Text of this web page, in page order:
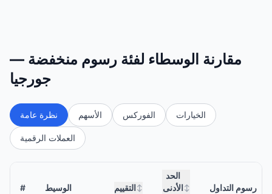
مقارنة الوسطاء لفئة رسوم منخفضة —
جورجيا
نظرة عامة الأسهم الفوركس الخيارات
العملات الرقمية
# الوسيط التقييم ↕
الحد
الأدنى ↕ رسوم التداول